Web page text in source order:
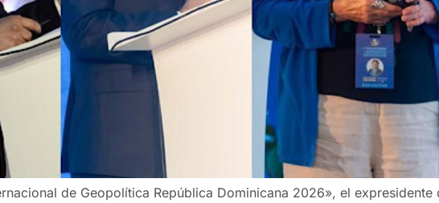
de Geopolítica República Dominicana 2026», el